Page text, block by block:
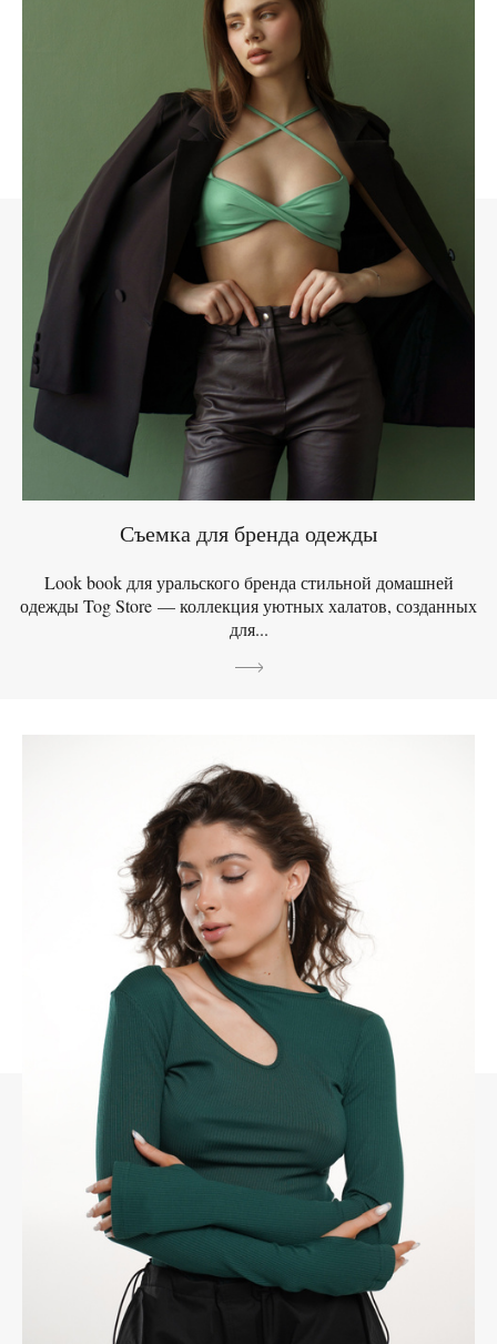
Съемка для бренда одежды
Look book для уральского бренда стильной домашней
одежды Tog Store — коллекция уютных халатов, созданных
для...